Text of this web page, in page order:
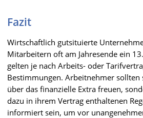
Fazit
Wirtschaftlich gutsituierte
Mitarbeitern oft am Jahresende ein
gelten je nach Arbeits- oder
Bestimmungen. Arbeitnehmer
über das finanzielle Extra freuen,
dazu in ihrem Vertrag enthaltenen
informiert sein, um vor